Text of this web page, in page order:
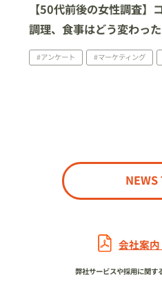
【50代前後の女性調査】
調理、食事はどう変わっ
#アンケート #マーケティング
NEWS
会社案内
弊社サービスや採用に関す